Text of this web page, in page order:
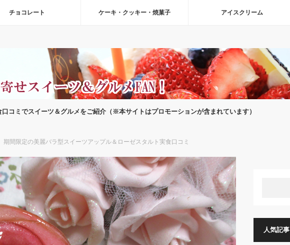
チョコレート ケーキ・クッキー・焼菓子 アイスクリーム
口コミでスイーツ＆グルメをご紹介（※本サイトはプロモーションが含まれています）
期間限定の美麗バラ型スイーツアップル＆ローゼスタルト実食口コミ
人気記事